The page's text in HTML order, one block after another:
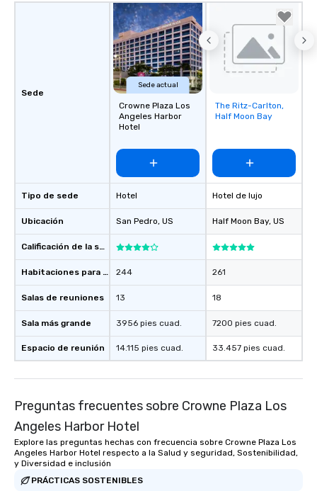
Sede
Tipo de sede
Ubicación
Calificación de la sede
Habitaciones para huéspedes
Salas de reuniones
Sala más grande
Espacio de reunión
Sede actual
Crowne Plaza Los
Angeles Harbor
Hotel
Hotel
San Pedro, US
244
13
3956 pies cuad.
14.115 pies cuad.
Removed from
favorites
The Ritz-Carlton,
Half Moon Bay
Hotel de lujo
Half Moon Bay, US
261
18
7200 pies cuad.
33.457 pies cuad.
Preguntas frecuentes sobre Crowne Plaza Los
Angeles Harbor Hotel
Explore las preguntas hechas con frecuencia sobre Crowne Plaza Los
Angeles Harbor Hotel respecto a la Salud y seguridad, Sostenibilidad,
y Diversidad e inclusión
PRÁCTICAS SOSTENIBLES